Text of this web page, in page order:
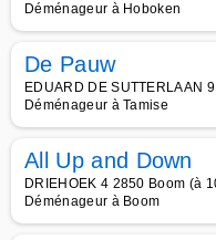
Déménageur à Hoboken
De Pauw
EDUARD DE SUTTERLAAN
Déménageur à Tamise
All Up and Down
DRIEHOEK 4 2850 Boom (à
Déménageur à Boom